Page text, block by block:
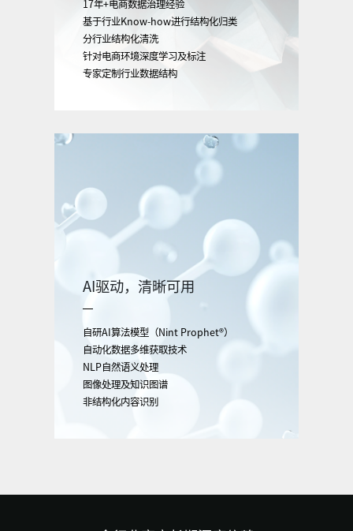
17年+电商数据治理经验
基于行业Know-how进行结构化归类
分行业结构化清洗
针对电商环境深度学习及标注
专家定制行业数据结构
AI驱动，清晰可用
自研AI算法模型（Nint Prophet®）
自动化数据多维获取技术
NLP自然语义处理
图像处理及知识图谱
非结构化内容识别